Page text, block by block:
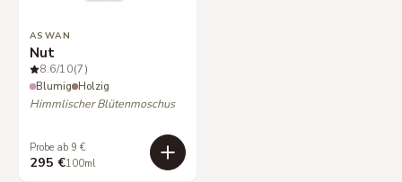
ASWAN
Nut
8.6/10(7)
Blumig Holzig
Himmlischer Blütenmoschus
Probe ab 9 €
295 €100ml